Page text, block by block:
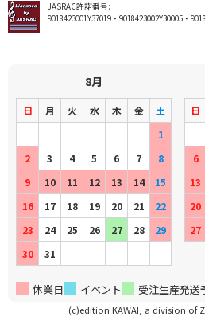
JASRAC許諾番号:
9018423001Y37019・9018423002Y30005・
8月
日 月 火 水 木 金
土
1
2
3 4 5 6 7
8
9
10 11 12 13 14
15
16
17 18 19 20 21
22
23
24 25 26 27 28
29
30
31
日
6
13
20
27
休業日 イベント 受注生産発送
(c)edition KAWAI, a division of